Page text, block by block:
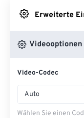
Erweiterte
Videooptionen
Video-Codec
Auto
Wählen Sie einen